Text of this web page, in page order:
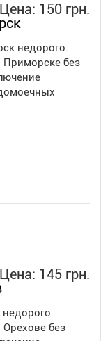
Цена: 150 грн.
недорого.
без
Цена: 145 грн.
без